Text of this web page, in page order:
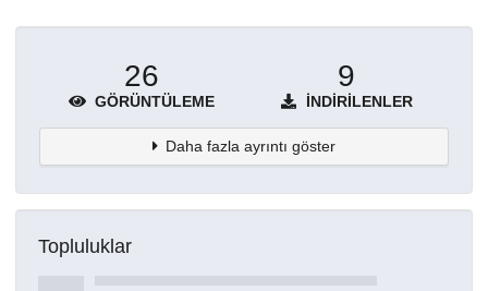
26
GÖRÜNTÜLEME
9
İNDIRILENLER
Daha fazla ayrıntı göster
Topluluklar